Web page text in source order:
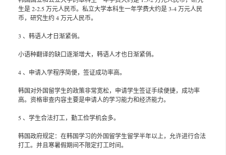
生是 2-2.5 万元人民币。私立大学本科生一年学费大约是 3-4 万元人民
币，研究生约 4 万元人民币。
3 、韩语人才日渐紧俏。
小语种翻译的缺口逐渐增大，韩语人才也日渐紧俏。
4 、申请入学程序简便，签证成功率高。
韩国对外国留学生的政策非常宽松，申请学生签证手续便捷，成功率
高。资格审查内容主要是申请人的学习能力和经济能力。
5 、学生合法打工，勤工俭学机会多。
韩国政府规定：在韩国学习的外国留学生留学半年以上，允许进行合法
打工。并且寒暑假期间不限定打工时间。